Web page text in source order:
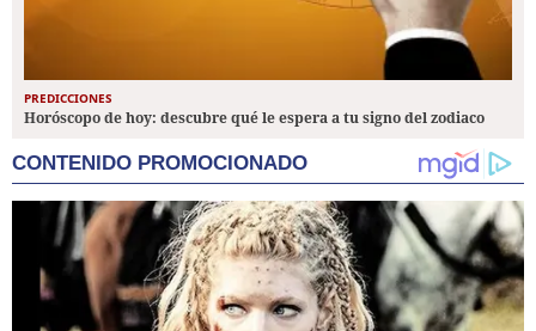
PREDICCIONES
Horóscopo de hoy: descubre qué le espera a tu signo del zodiaco
CONTENIDO PROMOCIONADO